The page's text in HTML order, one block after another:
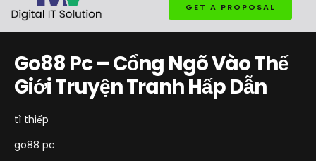
GET A PROPOSAL
Go88 Pc – Cổng Ngõ Vào Thế
Giới Truyện Tranh Hấp Dẫn
tì thiếp
go88 pc